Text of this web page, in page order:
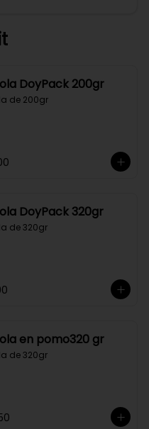
DoyPack 200gr
de 200gr
DoyPack 320gr
de 320gr
en pomo320 gr
de 320gr